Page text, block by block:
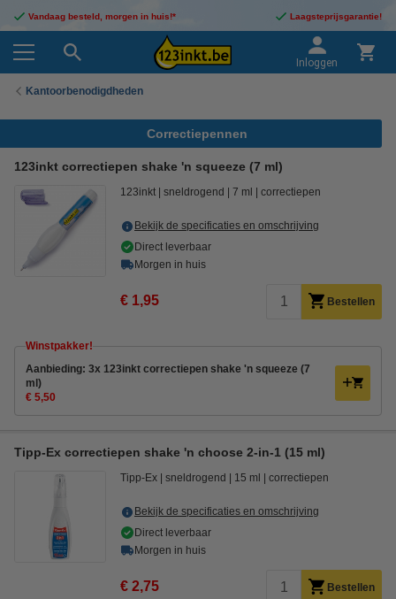
Vandaag besteld, morgen in huis!* Laagsteprijsgarantie!
Inloggen
Kantoorbenodigdheden
Correctiepennen
123inkt correctiepen shake 'n squeeze (7 ml)
123inkt sneldrogend 7 ml correctiepen
Bekijk de specificaties en omschrijving
Direct leverbaar
Morgen in huis
€ 1,95 Bestellen
Winstpakker!
Aanbieding: 3x 123inkt correctiepen shake 'n squeeze (7
ml)
€ 5,50
Tipp-Ex correctiepen shake 'n choose 2-in-1 (15 ml)
Tipp-Ex sneldrogend 15 ml correctiepen
Bekijk de specificaties en omschrijving
Direct leverbaar
Morgen in huis
€ 2,75 Bestellen